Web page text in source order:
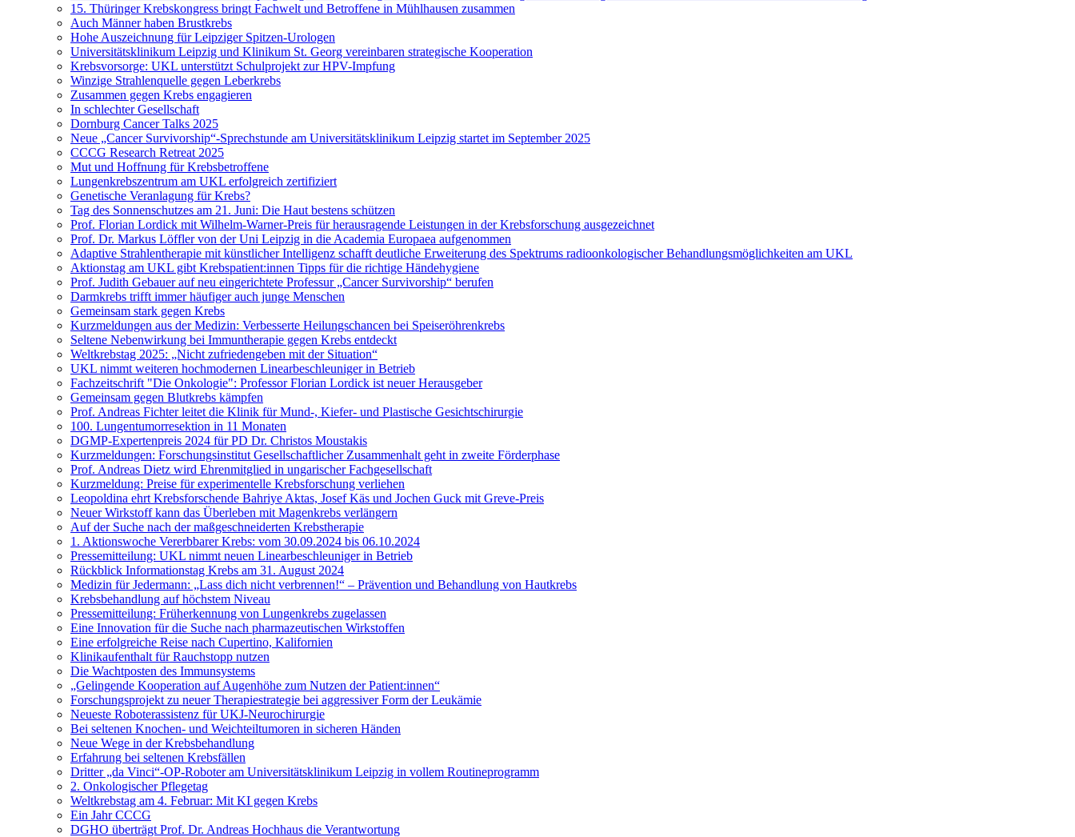
15. Thüringer Krebskongress bringt Fachwelt und Betroffene in Mühlhausen zusammen
Auch Männer haben Brustkrebs
Hohe Auszeichnung für Leipziger Spitzen-Urologen
Universitätsklinikum Leipzig und Klinikum St. Georg vereinbaren strategische Kooperation
Krebsvorsorge: UKL unterstützt Schulprojekt zur HPV-Impfung
Winzige Strahlenquelle gegen Leberkrebs
Zusammen gegen Krebs engagieren
In schlechter Gesellschaft
Dornburg Cancer Talks 2025
Neue „Cancer Survivorship“-Sprechstunde am Universitätsklinikum Leipzig startet im September 2025
CCCG Research Retreat 2025
Mut und Hoffnung für Krebsbetroffene
Lungenkrebszentrum am UKL erfolgreich zertifiziert
Genetische Veranlagung für Krebs?
Tag des Sonnenschutzes am 21. Juni: Die Haut bestens schützen
Prof. Florian Lordick mit Wilhelm-Warner-Preis für herausragende Leistungen in der Krebsforschung ausgezeichnet
Prof. Dr. Markus Löffler von der Uni Leipzig in die Academia Europaea aufgenommen
Adaptive Strahlentherapie mit künstlicher Intelligenz schafft deutliche Erweiterung des Spektrums radioonkologischer Behandlungsmöglichkeiten am UKL
Aktionstag am UKL gibt Krebspatient:innen Tipps für die richtige Händehygiene
Prof. Judith Gebauer auf neu eingerichtete Professur „Cancer Survivorship“ berufen
Darmkrebs trifft immer häufiger auch junge Menschen
Gemeinsam stark gegen Krebs
Kurzmeldungen aus der Medizin: Verbesserte Heilungschancen bei Speiseröhrenkrebs
Seltene Nebenwirkung bei Immuntherapie gegen Krebs entdeckt
Weltkrebstag 2025: „Nicht zufriedengeben mit der Situation“
UKL nimmt weiteren hochmodernen Linearbeschleuniger in Betrieb
Fachzeitschrift "Die Onkologie": Professor Florian Lordick ist neuer Herausgeber
Gemeinsam gegen Blutkrebs kämpfen
Prof. Andreas Fichter leitet die Klinik für Mund-, Kiefer- und Plastische Gesichtschirurgie
100. Lungentumorresektion in 11 Monaten
DGMP-Expertenpreis 2024 für PD Dr. Christos Moustakis
Kurzmeldungen: Forschungsinstitut Gesellschaftlicher Zusammenhalt geht in zweite Förderphase
Prof. Andreas Dietz wird Ehrenmitglied in ungarischer Fachgesellschaft
Kurzmeldung: Preise für experimentelle Krebsforschung verliehen
Leopoldina ehrt Krebsforschende Bahriye Aktas, Josef Käs und Jochen Guck mit Greve-Preis
Neuer Wirkstoff kann das Überleben mit Magenkrebs verlängern
Auf der Suche nach der maßgeschneiderten Krebstherapie
1. Aktionswoche Vererbbarer Krebs: vom 30.09.2024 bis 06.10.2024
Pressemitteilung: UKL nimmt neuen Linearbeschleuniger in Betrieb
Rückblick Informationstag Krebs am 31. August 2024
Medizin für Jedermann: „Lass dich nicht verbrennen!“ – Prävention und Behandlung von Hautkrebs
Krebsbehandlung auf höchstem Niveau
Pressemitteilung: Früherkennung von Lungenkrebs zugelassen
Eine Innovation für die Suche nach pharmazeutischen Wirkstoffen
Eine erfolgreiche Reise nach Cupertino, Kalifornien
Klinikaufenthalt für Rauchstopp nutzen
Die Wachtposten des Immunsystems
„Gelingende Kooperation auf Augenhöhe zum Nutzen der Patient:innen“
Forschungsprojekt zu neuer Therapiestrategie bei aggressiver Form der Leukämie
Neueste Roboterassistenz für UKJ-Neurochirurgie
Bei seltenen Knochen- und Weichteiltumoren in sicheren Händen
Neue Wege in der Krebsbehandlung
Erfahrung bei seltenen Krebsfällen
Dritter „da Vinci“-OP-Roboter am Universitätsklinikum Leipzig in vollem Routineprogramm
2. Onkologischer Pflegetag
Weltkrebstag am 4. Februar: Mit KI gegen Krebs
Ein Jahr CCCG
DGHO überträgt Prof. Dr. Andreas Hochhaus die Verantwortung